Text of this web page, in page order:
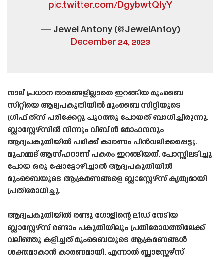
pic.twitter.com/DgybwtQIyY
— Jewel Antony (@JewelAntoy)
December 24, 2023
നാല് പ്രധാന താരങ്ങളില്ലാതെ ഇറങ്ങിയ മുംബൈ
സിറ്റിയെ ആദ്യപകുതിയിൽ മുംബൈ സിറ്റിയുടെ
ഗ്രിഫിത്‍സ് പരിക്കേറ്റു പുറത്തു പോയത് ബാധിച്ചിരുന്നു.
ബ്ലാസ്റ്റേഴ്‌സിൽ നിന്നും വിബിൻ മോഹനനും
ആദ്യപകുതിയിൽ പരിക്ക് കാരണം പിൻവലിക്കപ്പെട്ടു.
മുഹമ്മദ് ആസ്ഹറാണ് പകരം ഇറങ്ങിയത്. പോസ്റ്റിലടിച്ചു
പോയ ഒരു ഷോട്ടോഴിച്ചാൽ ആദ്യപകുതിയിൽ
മുംബൈയുടെ ആക്രമണങ്ങളെ ബ്ലാസ്റ്റേഴ്‌സ് കൃത്യമായി
പ്രതിരോധിച്ചു.
ആദ്യപകുതിയിൽ രണ്ടു ഗോളിന്റെ ലീഡ് നേടിയ
ബ്ലാസ്റ്റേഴ്‌സ് രണ്ടാം പകുതിയിലും പ്രതിരോധത്തിലേക്ക്
വലിഞ്ഞു കളിച്ചത് മുംബൈയുടെ ആക്രമണങ്ങൾ
ശക്തമാകാൻ കാരണമായി. എന്നാൽ ബ്ലാസ്റ്റേഴ്‌സ്